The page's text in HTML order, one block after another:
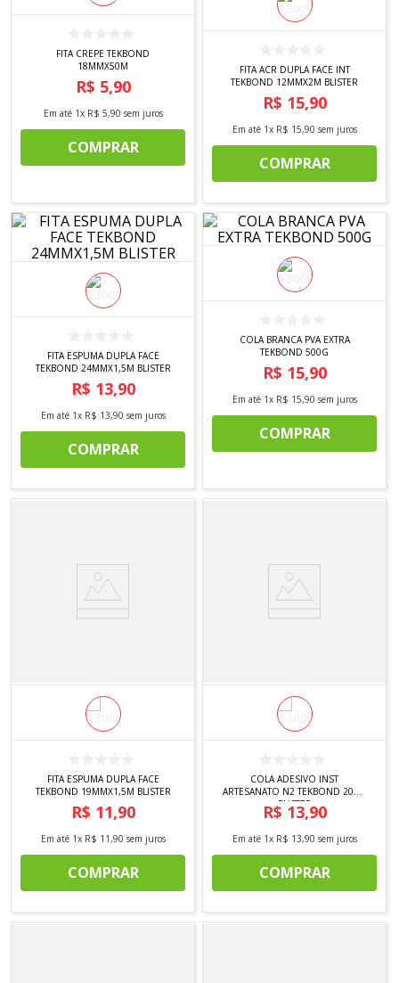
FITA CREPE TEKBOND
18MMX50M
R$ 5,90
Em até 1x R$ 5,90 sem juros
COMPRAR
FITA ACR DUPLA FACE INT
TEKBOND 12MMX2M BLISTER
R$ 15,90
Em até 1x R$ 15,90 sem juros
COMPRAR
FITA ESPUMA DUPLA FACE
TEKBOND 24MMX1,5M BLISTER
R$ 13,90
Em até 1x R$ 13,90 sem juros
COMPRAR
COLA BRANCA PVA EXTRA
TEKBOND 500G
R$ 15,90
Em até 1x R$ 15,90 sem juros
COMPRAR
FITA ESPUMA DUPLA FACE
TEKBOND 19MMX1,5M BLISTER
R$ 11,90
Em até 1x R$ 11,90 sem juros
COMPRAR
COLA ADESIVO INST
ARTESANATO N2 TEKBOND 20GA
BLISTER
R$ 13,90
Em até 1x R$ 13,90 sem juros
COMPRAR
tricoline digital
toalha mesa